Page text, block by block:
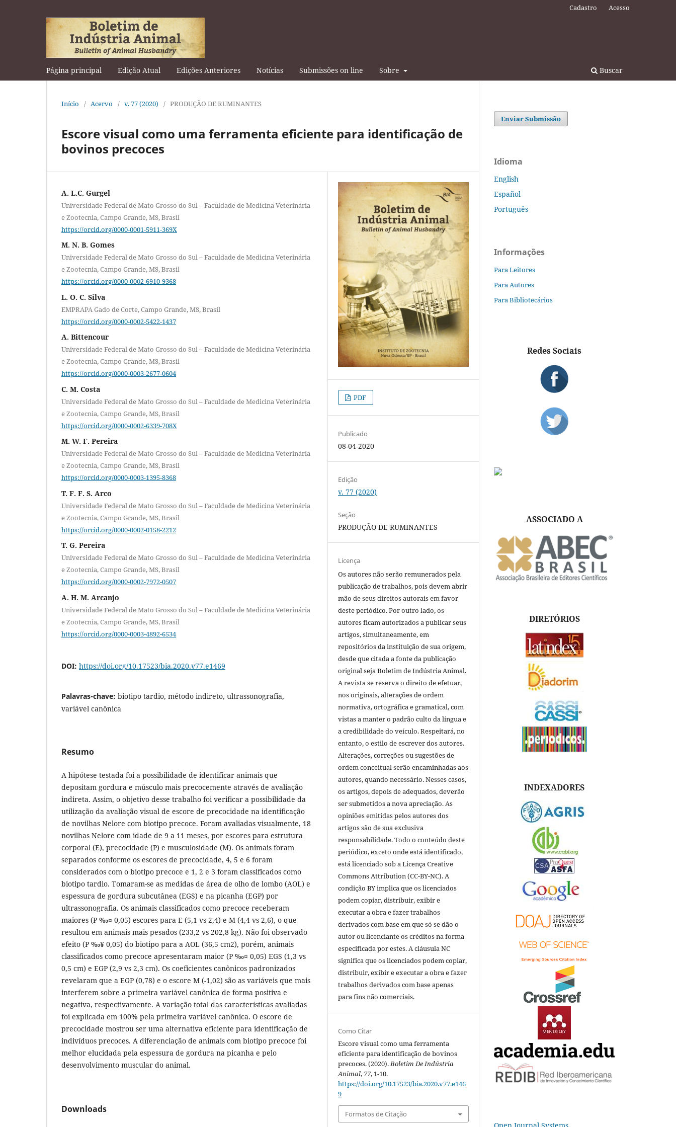
Página principal Edição Atual Edições Anteriores Notícias Submissões on line Sobre Buscar
Cadastro Acesso
Início / Acervo / v. 77 (2020) / PRODUÇÃO DE RUMINANTES
Escore visual como uma ferramenta eficiente para identificação de
bovinos precoces
A. L.C. Gurgel
Universidade Federal de Mato Grosso do Sul – Faculdade de Medicina Veterinária
e Zootecnia, Campo Grande, MS, Brasil
https://orcid.org/0000-0001-5911-369X
M. N. B. Gomes
Universidade Federal de Mato Grosso do Sul – Faculdade de Medicina Veterinária
e Zootecnia, Campo Grande, MS, Brasil
https://orcid.org/0000-0002-6910-9368
L. O. C. Silva
EMPRAPA Gado de Corte, Campo Grande, MS, Brasil
https://orcid.org/0000-0002-5422-1437
A. Bittencour
Universidade Federal de Mato Grosso do Sul – Faculdade de Medicina Veterinária
e Zootecnia, Campo Grande, MS, Brasil
https://orcid.org/0000-0003-2677-0604
C. M. Costa
Universidade Federal de Mato Grosso do Sul – Faculdade de Medicina Veterinária
e Zootecnia, Campo Grande, MS, Brasil
https://orcid.org/0000-0002-6339-708X
M. W. F. Pereira
Universidade Federal de Mato Grosso do Sul – Faculdade de Medicina Veterinária
e Zootecnia, Campo Grande, MS, Brasil
https://orcid.org/0000-0003-1395-8368
T. F. F. S. Arco
Universidade Federal de Mato Grosso do Sul – Faculdade de Medicina Veterinária
e Zootecnia, Campo Grande, MS, Brasil
https://orcid.org/0000-0002-0158-2212
T. G. Pereira
Universidade Federal de Mato Grosso do Sul – Faculdade de Medicina Veterinária
e Zootecnia, Campo Grande, MS, Brasil
https://orcid.org/0000-0002-7972-0507
A. H. M. Arcanjo
Universidade Federal de Mato Grosso do Sul – Faculdade de Medicina Veterinária
e Zootecnia, Campo Grande, MS, Brasil
https://orcid.org/0000-0003-4892-6534
DOI: https://doi.org/10.17523/bia.2020.v77.e1469
Palavras-chave: biotipo tardio, método indireto, ultrassonografia,
variável canônica
Resumo
A hipótese testada foi a possibilidade de identificar animais que
depositam gordura e músculo mais precocemente através de avaliação
indireta. Assim, o objetivo desse trabalho foi verificar a possibilidade da
utilização da avaliação visual de escore de precocidade na identificação
de novilhas Nelore com biotipo precoce. Foram avaliadas visualmente, 18
novilhas Nelore com idade de 9 a 11 meses, por escores para estrutura
corporal (E), precocidade (P) e musculosidade (M). Os animais foram
separados conforme os escores de precocidade, 4, 5 e 6 foram
considerados com o biotipo precoce e 1, 2 e 3 foram classificados como
biotipo tardio. Tomaram-se as medidas de área de olho de lombo (AOL) e
espessura de gordura subcutânea (EGS) e na picanha (EGP) por
ultrassonografia. Os animais classificados como precoce receberam
maiores (P ‰¤ 0,05) escores para E (5,1 vs 2,4) e M (4,4 vs 2,6), o que
resultou em animais mais pesados (233,2 vs 202,8 kg). Não foi observado
efeito (P ‰¥ 0,05) do biotipo para a AOL (36,5 cm2), porém, animais
classificados como precoce apresentaram maior (P ‰¤ 0,05) EGS (1,3 vs
0,5 cm) e EGP (2,9 vs 2,3 cm). Os coeficientes canônicos padronizados
revelaram que a EGP (0,78) e o escore M (-1,02) são as variáveis que mais
interferem sobre a primeira variável canônica de forma positiva e
negativa, respectivamente. A variação total das características avaliadas
foi explicada em 100% pela primeira variável canônica. O escore de
precocidade mostrou ser uma alternativa eficiente para identificação de
indivíduos precoces. A diferenciação de animais com biotipo precoce foi
melhor elucidada pela espessura de gordura na picanha e pelo
desenvolvimento muscular do animal.
Downloads
PDF
Publicado
08-04-2020
Edição
v. 77 (2020)
Seção
PRODUÇÃO DE RUMINANTES
Licença
Os autores não serão remunerados pela
publicação de trabalhos, pois devem abrir
mão de seus direitos autorais em favor
deste periódico. Por outro lado, os
autores ficam autorizados a publicar seus
artigos, simultaneamente, em
repositórios da instituição de sua origem,
desde que citada a fonte da publicação
original seja Boletim de Indústria Animal.
A revista se reserva o direito de efetuar,
nos originais, alterações de ordem
normativa, ortográfica e gramatical, com
vistas a manter o padrão culto da língua e
a credibilidade do veículo. Respeitará, no
entanto, o estilo de escrever dos autores.
Alterações, correções ou sugestões de
ordem conceitual serão encaminhadas aos
autores, quando necessário. Nesses casos,
os artigos, depois de adequados, deverão
ser submetidos a nova apreciação. As
opiniões emitidas pelos autores dos
artigos são de sua exclusiva
responsabilidade. Todo o conteúdo deste
periódico, exceto onde está identificado,
está licenciado sob a Licença Creative
Commons Attribution (CC-BY-NC). A
condição BY implica que os licenciados
podem copiar, distribuir, exibir e
executar a obra e fazer trabalhos
derivados com base em que só se dão o
autor ou licenciante os créditos na forma
especificada por estes. A cláusula NC
significa que os licenciados podem copiar,
distribuir, exibir e executar a obra e fazer
trabalhos derivados com base apenas
para fins não comerciais.
Como Citar
Escore visual como uma ferramenta
eficiente para identificação de bovinos
precoces. (2020).Boletim De Indústria
Animal, 77, 1-10.
https://doi.org/10.17523/bia.2020.v77.e146
9
Formatos de Citação
Enviar Submissão
Idioma
English
Español
Português
Informações
Para Leitores
Para Autores
Para Bibliotecários
Redes Sociais
ASSOCIADO A
DIRETÓRIOS
INDEXADORES